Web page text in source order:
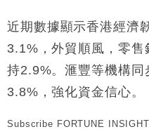
差達1125億美元
12:44
財經｜日本春季三
日圓干預創新高
11:12
國際｜特朗普料美
張
15:59
財經｜SA售股自
近期數據顯示香港經濟
3.1%，外貿順風，零
持2.9%。滙豐等機構同
3.8%，強化資金信心。
Subscribe FORTUNE